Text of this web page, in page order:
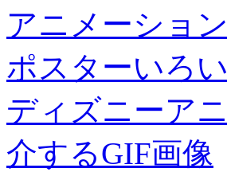
アニメーショ
ポスターいろ
ディズニーア
介するGIF画像